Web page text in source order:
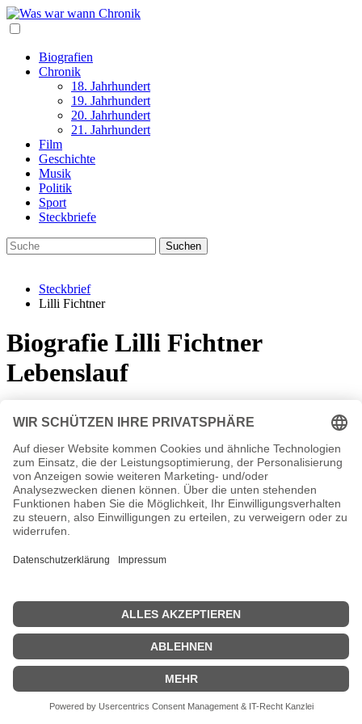
Biografien
Chronik
18. Jahrhundert
19. Jahrhundert
20. Jahrhundert
21. Jahrhundert
Film
Geschichte
Musik
Politik
Sport
Steckbriefe
Steckbrief
Lilli Fichtner
Biografie Lilli Fichtner
Lebenslauf
6. November 1993
Dem Publikum ist Lilli Fichtner durch mehrere Hauptrollen bekannt,
die sie in verschiedenen Fernseh- und Kinofilmen spielte. Außerdem
ist sie als Singer-Songwriterin und als Sprecherin für Hörspiele
aktiv.
Lilli Fichtner Wiki, Herkunft, Geburtstag, verheiratet, Kinder
n.n.v. - Die offizielle Lilli Fichtner Homepage
Impressum|